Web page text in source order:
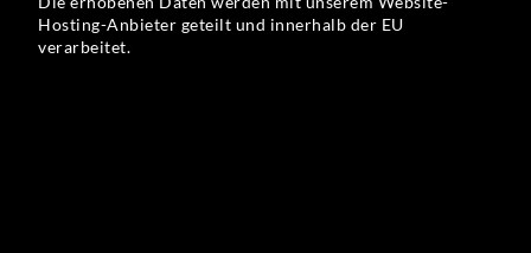
Hosting-Anbieter geteilt und innerhalb der EU
verarbeitet.